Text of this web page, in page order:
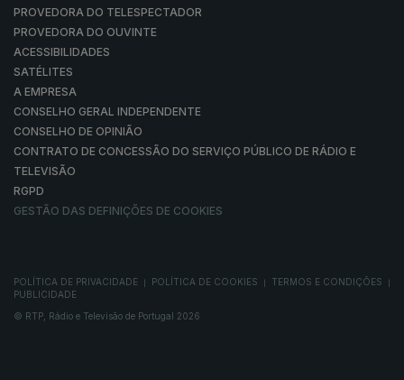
PROVEDORA DO TELESPECTADOR
PROVEDORA DO OUVINTE
ACESSIBILIDADES
SATÉLITES
A EMPRESA
CONSELHO GERAL INDEPENDENTE
CONSELHO DE OPINIÃO
CONTRATO DE CONCESSÃO DO SERVIÇO PÚBLICO DE RÁDIO E
TELEVISÃO
RGPD
GESTÃO DAS DEFINIÇÕES DE COOKIES
POLÍTICA DE PRIVACIDADE POLÍTICA DE COOKIES TERMOS E CONDIÇÕES
PUBLICIDADE
© RTP, Rádio e Televisão de Portugal 2026